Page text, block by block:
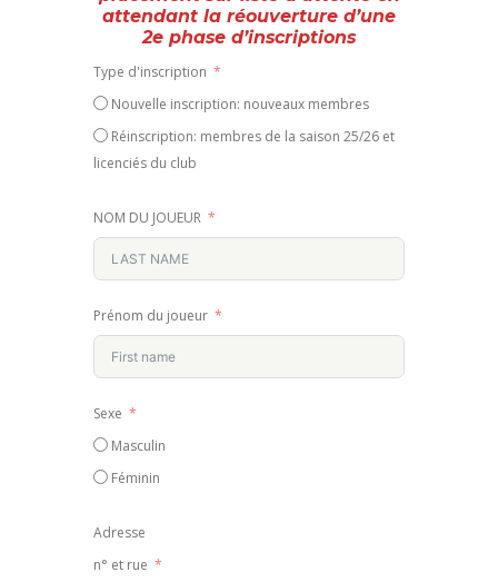
attendant la réouverture d’une
2e phase d’inscriptions
Type d'inscription
Nouvelle inscription: nouveaux membres
Réinscription: membres de la saison 25/26 et
licenciés du club
NOM DU JOUEUR
Prénom du joueur
Sexe
Masculin
Féminin
Adresse
n° et rue